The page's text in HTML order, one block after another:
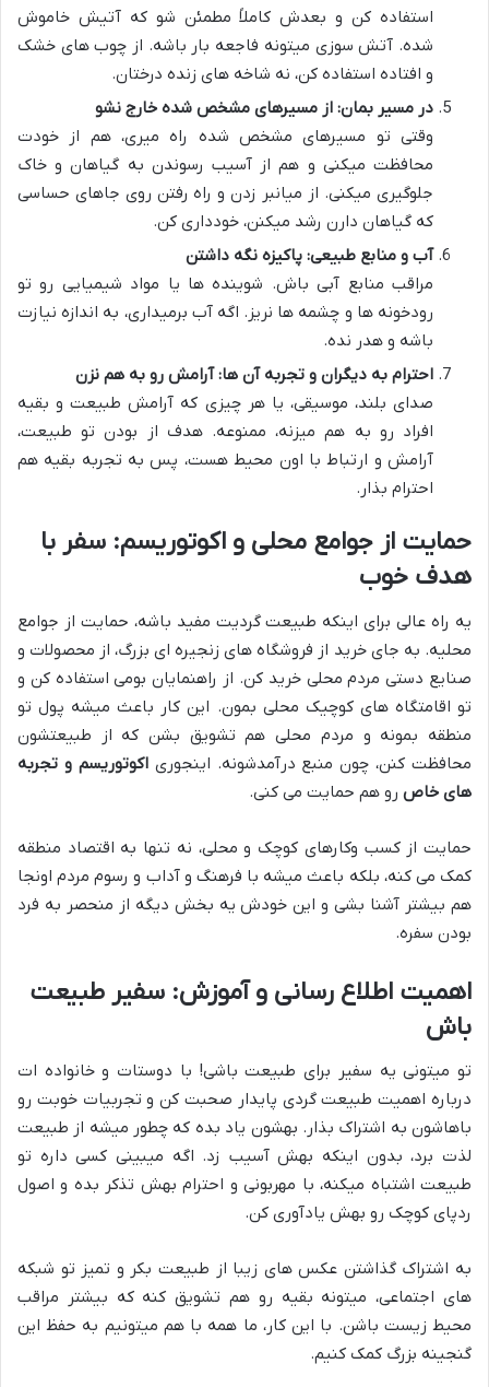
استفاده کن و بعدش کاملاً مطمئن شو که آتیش خاموش
شده. آتش سوزی میتونه فاجعه بار باشه. از چوب های خشک
و افتاده استفاده کن، نه شاخه های زنده درختان.
در مسیر بمان: از مسیرهای مشخص شده خارج نشو
وقتی تو مسیرهای مشخص شده راه میری، هم از خودت
محافظت میکنی و هم از آسیب رسوندن به گیاهان و خاک
جلوگیری میکنی. از میانبر زدن و راه رفتن روی جاهای حساسی
که گیاهان دارن رشد میکنن، خودداری کن.
آب و منابع طبیعی: پاکیزه نگه داشتن
مراقب منابع آبی باش. شوینده ها یا مواد شیمیایی رو تو
رودخونه ها و چشمه ها نریز. اگه آب برمیداری، به اندازه نیازت
باشه و هدر نده.
احترام به دیگران و تجربه آن ها: آرامش رو به هم نزن
صدای بلند، موسیقی، یا هر چیزی که آرامش طبیعت و بقیه
افراد رو به هم میزنه، ممنوعه. هدف از بودن تو طبیعت،
آرامش و ارتباط با اون محیط هست، پس به تجربه بقیه هم
احترام بذار.
حمایت از جوامع محلی و اکوتوریسم: سفر با
هدف خوب
یه راه عالی برای اینکه طبیعت گردیت مفید باشه، حمایت از جوامع
محلیه. به جای خرید از فروشگاه های زنجیره ای بزرگ، از محصولات و
صنایع دستی مردم محلی خرید کن. از راهنمایان بومی استفاده کن و
تو اقامتگاه های کوچیک محلی بمون. این کار باعث میشه پول تو
منطقه بمونه و مردم محلی هم تشویق بشن که از طبیعتشون
محافظت کنن، چون منبع درآمدشونه. اینجوریاکوتوریسم و تجربه
های خاص رو هم حمایت می کنی.
حمایت از کسب وکارهای کوچک و محلی، نه تنها به اقتصاد منطقه
کمک می کنه، بلکه باعث میشه با فرهنگ و آداب و رسوم مردم اونجا
هم بیشتر آشنا بشی و این خودش یه بخش دیگه از منحصر به فرد
بودن سفره.
اهمیت اطلاع رسانی و آموزش: سفیر طبیعت
باش
تو میتونی یه سفیر برای طبیعت باشی! با دوستات و خانواده ات
درباره اهمیت طبیعت گردی پایدار صحبت کن و تجربیات خوبت رو
باهاشون به اشتراک بذار. بهشون یاد بده که چطور میشه از طبیعت
لذت برد، بدون اینکه بهش آسیب زد. اگه میبینی کسی داره تو
طبیعت اشتباه میکنه، با مهربونی و احترام بهش تذکر بده و اصول
ردپای کوچک رو بهش یادآوری کن.
به اشتراک گذاشتن عکس های زیبا از طبیعت بکر و تمیز تو شبکه
های اجتماعی، میتونه بقیه رو هم تشویق کنه که بیشتر مراقب
محیط زیست باشن. با این کار، ما همه با هم میتونیم به حفظ این
گنجینه بزرگ کمک کنیم.